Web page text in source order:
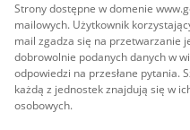
Strony dostępne w domenie
mailowych. Użytkownik
mail zgadza się na przetwarzanie
dobrowolnie podanych danych w
odpowiedzi na przesłane pytania.
każdą z jednostek znajdują się w
osobowych.